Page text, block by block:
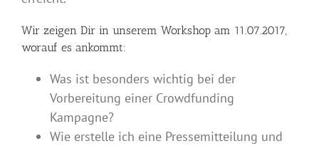
Wir zeigen Dir in unserem Workshop am 11.07.2017,
worauf es ankommt:
Was ist besonders wichtig bei der
Vorbereitung einer Crowdfunding
Kampagne?
Wie erstelle ich eine Pressemitteilung und